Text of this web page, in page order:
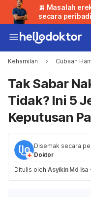
🍌 Masalah
secara
Kehamilan Cubaan
Tak Sabar
Tidak? Ini 5
Keputusan
Disemak secara
Doktor
Ditulis oleh Asyikin Md Isa ·